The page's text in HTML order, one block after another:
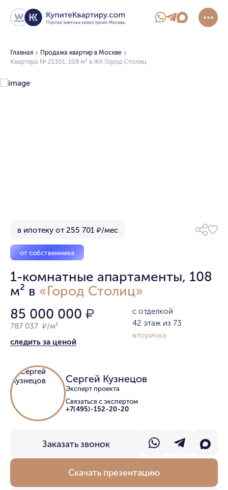
Главная
Продажа квартир в Москве
Квартира № 21301, 108 м² в ЖК Город Столиц
1-комнатные апартаменты, 108
м² в «Город Столиц»
в ипотеку от 255 701 ₽/мес
от собственника
85 000 000 ₽
787 037 ₽/м²
следить за ценой
с отделкой
42 этаж из 73
вторичка
Сергей Кузнецов
Эксперт проекта
Связаться с экспертом
+7(495)-152-20-20
Заказать звонок
Скачать презентацию